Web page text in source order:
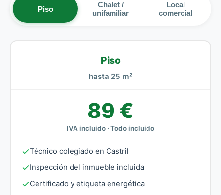
Piso
Chalet /
unifamiliar
Local
comercial
Piso
hasta 25 m²
89 €
IVA incluido · Todo incluido
Técnico colegiado en Castril
Inspección del inmueble incluida
Certificado y etiqueta energética